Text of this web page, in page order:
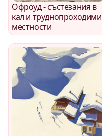
Офроуд - състезания в
кал и труднопроходими
местности